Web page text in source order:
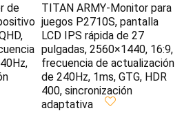
de
TITAN ARMY-Monitor para
juegos P2710S, pantalla
LCD IPS rápida de 27
pulgadas, 2560×1440, 16:9,
frecuencia de actualización
de 240Hz, 1ms, GTG, HDR
400, sincronización
adaptativa